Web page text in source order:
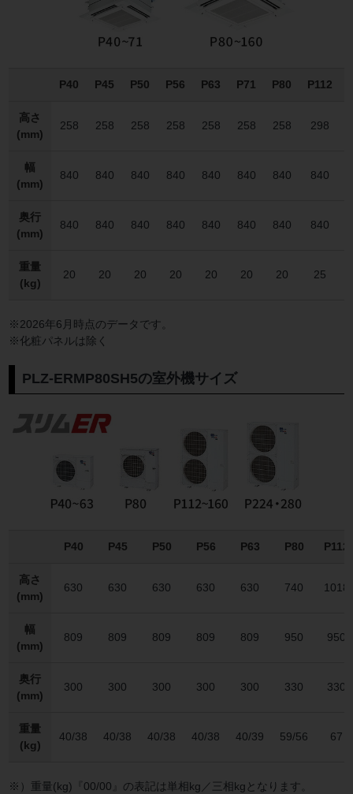
P40 P45 P50 P56 P63 P71 P80 P112
高さ
(mm)
258 258 258 258 258 258 258 298
幅
(mm)
840 840 840 840 840 840 840 840
奥行
(mm)
840 840 840 840 840 840 840 840
重量
(kg)
20 20 20 20 20 20 20 25
※2026年6月時点のデータです。
※化粧パネルは除く
PLZ-ERMP80SH5の室外機サイズ
P40 P45 P50 P56 P63 P80 P112
高さ
(mm)
630 630 630 630 630 740 1018
幅
(mm)
809 809 809 809 809 950 950
奥行
(mm)
300 300 300 300 300 330 330
重量
(kg)
40/38 40/38 40/38 40/38 40/39 59/56 67
※）重量(kg)『00/00』の表記は単相kg／三相kgとなります。